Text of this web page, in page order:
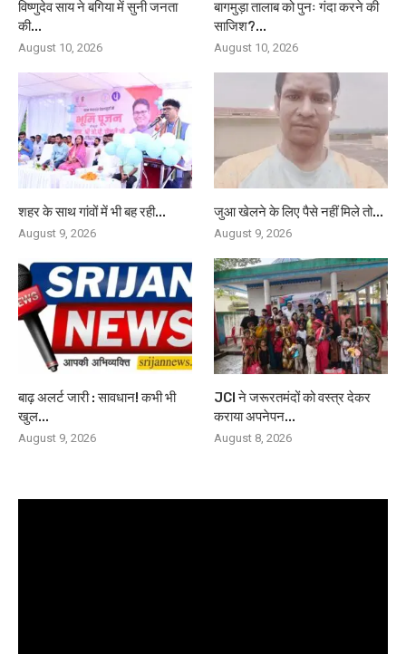
विष्णुदेव साय ने बगिया में सुनी जनता
की...
August 10, 2026
बागमुड़ा तालाब को पुनः गंदा करने की
साजिश?...
August 10, 2026
शहर के साथ गांवों में भी बह रही...
August 9, 2026
जुआ खेलने के लिए पैसे नहीं मिले तो...
August 9, 2026
बाढ़ अलर्ट जारी : सावधान! कभी भी
खुल...
August 9, 2026
JCI ने जरूरतमंदों को वस्त्र देकर
कराया अपनेपन...
August 8, 2026